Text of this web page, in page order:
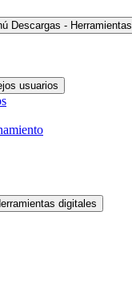
Descargas - Herramientas
usuarios
digitales